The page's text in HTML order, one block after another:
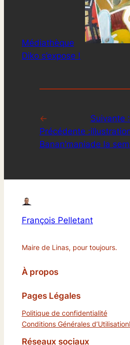
Médiathèque
Diko s’expose !
←
Précédente :
Banan’mania
Suivante :
de la
François Pelletant
Maire de Linas, pour toujours.
À propos
Pages Légales
Politique de confidentialité
Conditions Générales d’Utilisation
Réseaux sociaux